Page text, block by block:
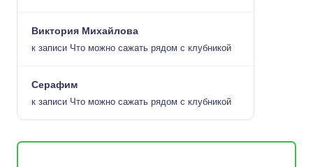
Виктория Михайлова
к записи Что можно сажать рядом с клубникой
Серафим
к записи Что можно сажать рядом с клубникой